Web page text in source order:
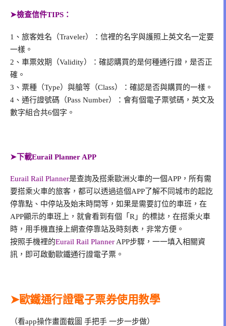
➤檢查信件TIPS：
1、旅客姓名（Traveler）：信裡的名字與護照上英文名一定要
一樣。
2、車票效期（Validity）：確認購買的是何種通行證，是否正
確。
3、票種（Type）與艙等（Class）：確認是否與購買的一樣。
4、通行證號碼（Pass Number）：會有個電子票號碼，英文及
數字組合共6個字。
➤下載Eurail Planner APP
Eurail Rail Planner是查詢及搭乘歐洲火車的一個APP，所有需
要搭乘火車的旅客，都可以透過這個APP了解不同城市的起訖
停靠點、中停站及始末時間等，如果是需要訂位的車班，在
APP顯示的車班上，就會看到有個「R」的標誌，在搭乘火車
時，用手機直接上網查停靠站及時刻表，非常方便。
按照手機裡的Eurail Rail PlannerAPP步驟，一一填入相關資
訊，即可啟動歐鐵通行證電子票。
➤歐鐵通行證電子票券使用教學
（看app操作畫面截圖 手把手 一步一步做）